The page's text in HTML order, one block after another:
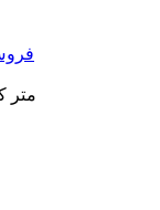
67 متر کف - 40 متر